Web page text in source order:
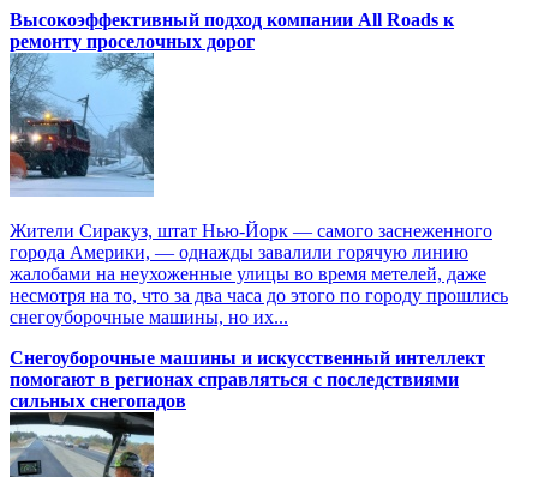
Высокоэффективный подход компании All Roads к
ремонту проселочных дорог
Жители Сиракуз, штат Нью-Йорк — самого заснеженного
города Америки, — однажды завалили горячую линию
жалобами на неухоженные улицы во время метелей, даже
несмотря на то, что за два часа до этого по городу прошлись
снегоуборочные машины, но их...
Снегоуборочные машины и искусственный интеллект
помогают в регионах справляться с последствиями
сильных снегопадов